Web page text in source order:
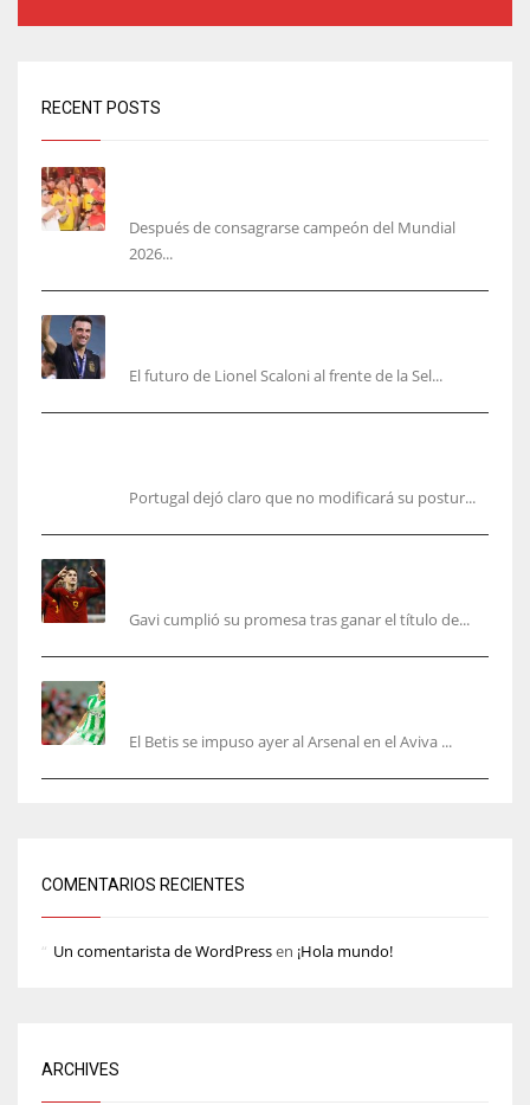
RECENT POSTS
Después de consagrarse campeón del Mundial
2026...
El futuro de Lionel Scaloni al frente de la Sel...
Portugal dejó claro que no modificará su postur...
Gavi cumplió su promesa tras ganar el título de...
El Betis se impuso ayer al Arsenal en el Aviva ...
COMENTARIOS RECIENTES
Un comentarista de WordPressen ¡Hola mundo!
ARCHIVES